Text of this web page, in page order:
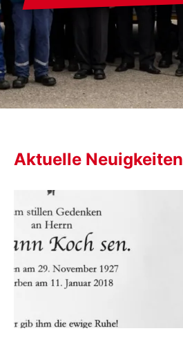
Aktuelle Neuigkeiten